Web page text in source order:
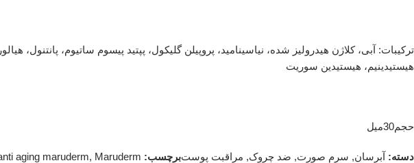
ترکیبات: آبی، کلاژن هیدرولیز شده، نیاسینامید، پروپیلن گلیکول، پپتید پیسوم ساتیوم، پانتنول،
هیستیدینیم، هیستیدین سوریت
حجم30میل
دسته: آبرسان, سرم صورت, ضد چروک, مراقبت پوستبرچسب: aging maruderm, Maruderm